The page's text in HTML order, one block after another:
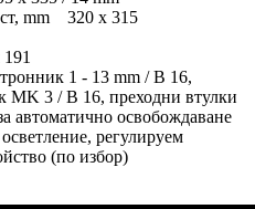
mm 320 x 315
1 - 13 mm / B 16,
MK 3 / B 16, преходни втулки
автоматично освобождаване
регулируем
(по избор)